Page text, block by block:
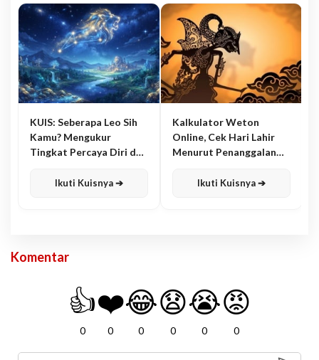
KUIS: Seberapa Leo Sih
Kamu? Mengukur
Tingkat Percaya Diri dan
Ikuti Kuisnya ➔
Kalkulator Weton
Online, Cek Hari Lahir
Menurut Penanggalan
Ikuti Kuisnya ➔
Komentar
👍
0
❤️
0
😂
0
😧
0
😭
0
😡
0